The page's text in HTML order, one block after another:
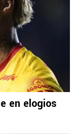
en elogios